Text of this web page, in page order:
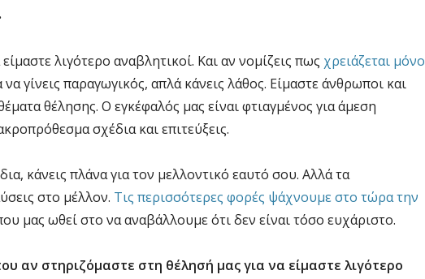
λιγότερο αναβλητικοί. Και αν νομίζεις πως χρειάζεται μόνο
να γίνεις παραγωγικός, απλά κάνεις λάθος. Είμαστε άνθρωποι και
θέλησης. Ο εγκέφαλός μας είναι φτιαγμένος για άμεση
σχέδια και επιτεύξεις.
κάνεις πλάνα για τον μελλοντικό εαυτό σου. Αλλά τα
στο μέλλον. Τις περισσότερες φορές ψάχνουμε στο τώρα την
μας ωθεί στο να αναβάλλουμε ότι δεν είναι τόσο ευχάριστο.
αν στηριζόμαστε στη θέλησή μας για να είμαστε λιγότερο